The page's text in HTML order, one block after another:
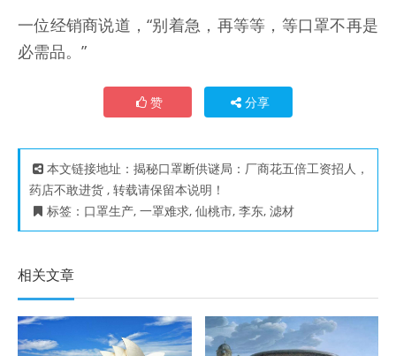
一位经销商说道，“别着急，再等等，等口罩不再是
必需品。”
赞 分享
本文链接地址： 揭秘口罩断供谜局：厂商花五倍工资招人，
药店不敢进货 , 转载请保留本说明！
标签： 口罩生产, 一罩难求, 仙桃市, 李东, 滤材
相关文章